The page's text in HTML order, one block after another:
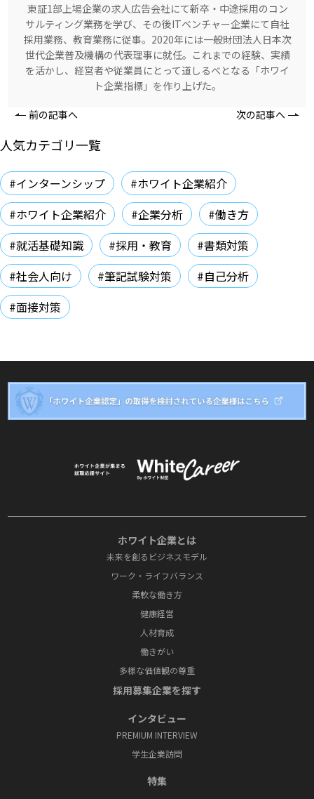
東証1部上場企業の求人広告会社にて新卒・中途採用のコン
サルティング業務を学び、その後ITベンチャー企業にて自社
採用業務、教育業務に従事。2020年には一般財団法人日本次
世代企業普及機構の代表理事に就任。これまでの経験、実績
を活かし、経営者や従業員にとって道しるべとなる「ホワイ
ト企業指標」を作り上げた。
前の記事へ 次の記事へ
人気カテゴリ一覧
#インターンシップ
#ホワイト企業紹介
#ホワイト企業紹介
#企業分析
#働き方
#就活基礎知識
#採用・教育
#書類対策
#社会人向け
#筆記試験対策
#自己分析
#面接対策
ホワイト企業とは
未来を創るビジネスモデル
ワーク・ライフバランス
柔軟な働き方
健康経営
人材育成
働きがい
多様な価値観の尊重
採⽤募集企業を探す
インタビュー
PREMIUM INTERVIEW
学⽣企業訪問
特集